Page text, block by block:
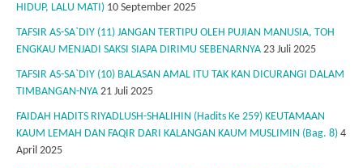
HIDUP, LALU MATI) 10 September 2025
TAFSIR AS-SA`DIY (11) JANGAN TERTIPU OLEH PUJIAN MANUSIA, TOH
ENGKAU MENJADI SAKSI SIAPA DIRIMU SEBENARNYA 23 Juli 2025
TAFSIR AS-SA`DIY (10) BALASAN AMAL ITU TAK KAN DICURANGI DALAM
TIMBANGAN-NYA 21 Juli 2025
FAIDAH HADITS RIYADLUSH-SHALIHIN (Hadits Ke 259) KEUTAMAAN
KAUM LEMAH DAN FAQIR DARI KALANGAN KAUM MUSLIMIN (Bag. 8) 4
April 2025